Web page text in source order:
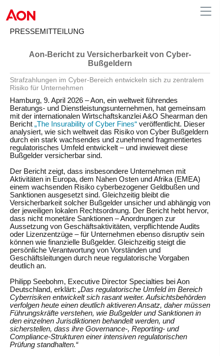
Germany
PRESSEMITTEILUNG
Aon-Bericht zu Versicherbarkeit von Cyber-
Bußgeldern
Strafzahlungen im Cyber-Bereich entwickeln sich zu zentralem
Risiko für Unternehmen
Hamburg, 9. April 2026 – Aon, ein weltweit führendes
Beratungs- und Dienstleistungsunternehmen, hat gemeinsam
mit der internationalen Wirtschaftskanzlei A&O Shearman den
Bericht „The Insurability of Cyber Fines“ veröffentlicht. Dieser
analysiert, wie sich weltweit das Risiko von Cyber Bußgeldern
durch ein stark wachsendes und zunehmend fragmentiertes
regulatorisches Umfeld entwickelt – und inwieweit diese
Bußgelder versicherbar sind.
Der Bericht zeigt, dass insbesondere Unternehmen mit
Aktivitäten in Europa, dem Nahen Osten und Afrika (EMEA)
einem wachsenden Risiko cyberbezogener Geldbußen und
Sanktionen ausgesetzt sind. Gleichzeitig bleibt die
Versicherbarkeit solcher Bußgelder unsicher und abhängig von
der jeweiligen lokalen Rechtsordnung. Der Bericht hebt hervor,
dass nicht monetäre Sanktionen – Anordnungen zur
Aussetzung von Geschäftsaktivitäten, verpflichtende Audits
oder Lizenzentzüge – für Unternehmen ebenso disruptiv sein
können wie finanzielle Bußgelder. Gleichzeitig steigt die
persönliche Verantwortung von Vorständen und
Geschäftsleitungen durch neue regulatorische Vorgaben
deutlich an.
Philipp Seebohm, Executive Director Specialties bei Aon
Deutschland, erklärt: „Das regulatorische Umfeld im Bereich
Cyberrisiken entwickelt sich rasant weiter. Aufsichtsbehörden
verfolgen heute einen deutlich aktiveren Ansatz, daher müssen
Führungskräfte verstehen, wie Bußgelder und Sanktionen in
den einzelnen Jurisdiktionen behandelt werden, und
sicherstellen, dass ihre Governance-, Reporting- und
Compliance-Strukturen einer intensiven regulatorischen
Prüfung standhalten.“